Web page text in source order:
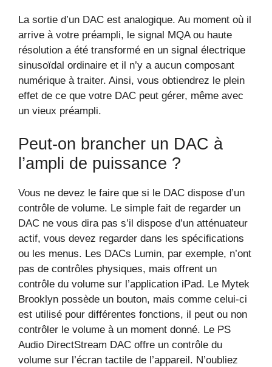
La sortie d’un DAC est analogique. Au moment où il
arrive à votre préampli, le signal MQA ou haute
résolution a été transformé en un signal électrique
sinusoïdal ordinaire et il n’y a aucun composant
numérique à traiter. Ainsi, vous obtiendrez le plein
effet de ce que votre DAC peut gérer, même avec
un vieux préampli.
Peut-on brancher un DAC à
l’ampli de puissance ?
Vous ne devez le faire que si le DAC dispose d’un
contrôle de volume. Le simple fait de regarder un
DAC ne vous dira pas s’il dispose d’un atténuateur
actif, vous devez regarder dans les spécifications
ou les menus. Les DACs Lumin, par exemple, n’ont
pas de contrôles physiques, mais offrent un
contrôle du volume sur l’application iPad. Le Mytek
Brooklyn possède un bouton, mais comme celui-ci
est utilisé pour différentes fonctions, il peut ou non
contrôler le volume à un moment donné. Le PS
Audio DirectStream DAC offre un contrôle du
volume sur l’écran tactile de l’appareil. N’oubliez